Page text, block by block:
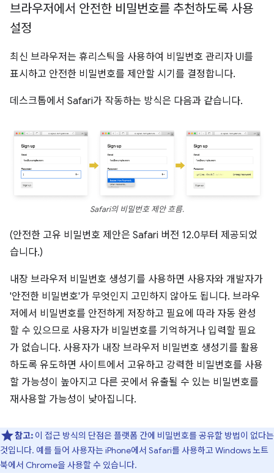
브라우저에서 안전한 비밀번호를 추천하도록 사용
설정
최신 브라우저는 휴리스틱을 사용하여 비밀번호 관리자 UI를
표시하고 안전한 비밀번호를 제안할 시기를 결정합니다.
데스크톱에서 Safari가 작동하는 방식은 다음과 같습니다.
Safari의 비밀번호 제안 흐름.
(안전한 고유 비밀번호 제안은 Safari 버전 12.0부터 제공되었
습니다.)
내장 브라우저 비밀번호 생성기를 사용하면 사용자와 개발자가
'안전한 비밀번호'가 무엇인지 고민하지 않아도 됩니다. 브라우
저에서 비밀번호를 안전하게 저장하고 필요에 따라 자동 완성
할 수 있으므로 사용자가 비밀번호를 기억하거나 입력할 필요
가 없습니다. 사용자가 내장 브라우저 비밀번호 생성기를 활용
하도록 유도하면 사이트에서 고유하고 강력한 비밀번호를 사용
할 가능성이 높아지고 다른 곳에서 유출될 수 있는 비밀번호를
재사용할 가능성이 낮아집니다.
참고: 이 접근 방식의 단점은 플랫폼 간에 비밀번호를 공유할 방법이 없다는
것입니다. 예를 들어 사용자는 iPhone에서 Safari를 사용하고 Windows 노트
북에서 Chrome을 사용할 수 있습니다.